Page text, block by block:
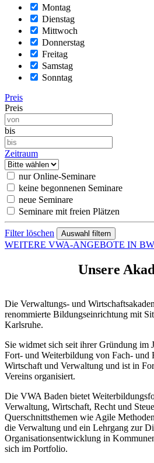
Montag
Dienstag
Mittwoch
Donnerstag
Freitag
Samstag
Sonntag
Preis
Preis
bis
Zeitraum
nur Online-Seminare
keine begonnenen Seminare
neue Seminare
Seminare mit freien Plätzen
Filter löschen
WEITERE VWA-ANGEBOTE IN BW
Unsere
Die Verwaltungs- und
renommierte Bildungseinrichtung mit
Karlsruhe.
Sie widmet sich seit ihrer Gründung im
Fort- und Weiterbildung von Fach- und
Wirtschaft und Verwaltung und ist in
Vereins organisiert.
Die VWA Baden bietet
Verwaltung, Wirtschaft, Recht und
Querschnittsthemen wie Agile
die Verwaltung und ein Lehrgang zur
Organisationsentwicklung in
sich im Portfolio.